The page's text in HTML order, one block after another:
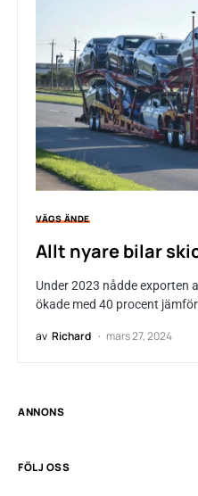
VÄGS ÄNDE
Allt nyare bilar
Under 2023 nådde exporten
ökade med 40 procent
av Richard mars 27, 2024
ANNONS
FÖLJ OSS